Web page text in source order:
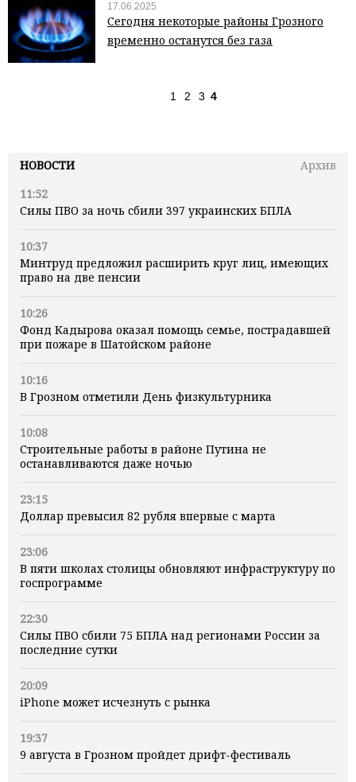
НОВОСТИ
Архив
11:52
Силы ПВО за ночь сбили 397 украинских БПЛА
10:37
Минтруд предложил расширить круг лиц, имеющих
право на две пенсии
10:26
Фонд Кадырова оказал помощь семье, пострадавшей
при пожаре в Шатойском районе
10:16
В Грозном отметили День физкультурника
10:08
Строительные работы в районе Путина не
останавливаются даже ночью
23:15
Доллар превысил 82 рубля впервые с марта
23:06
В пяти школах столицы обновляют инфраструктуру по
госпрограмме
22:30
Силы ПВО сбили 75 БПЛА над регионами России за
последние сутки
20:09
iPhone может исчезнуть с рынка
19:37
9 августа в Грозном пройдет дрифт-фестиваль
17.06.2025
Сегодня некоторые районы Грозного
временно останутся без газа
1 2 3 4